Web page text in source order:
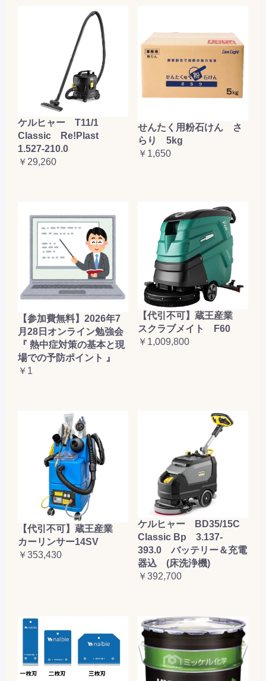
ケルヒャー T11/1
Classic Re!Plast
1.527-210.0
￥29,260
せんたく用粉石けん さ
らり 5kg
￥1,650
【参加費無料】2026年7
月28日オンライン勉強会
『 熱中症対策の基本と現
場での予防ポイント 』
￥1
【代引不可】蔵王産業
スクラブメイト F60
￥1,009,800
【代引不可】蔵王産業
カーリンサー14SV
￥353,430
ケルヒャー BD35/15C
Classic Bp 3.137-
393.0 バッテリー＆充電
器込 (床洗浄機)
￥392,700